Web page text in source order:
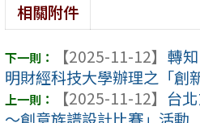
相關附件
【2025-11-12】 轉
明財經科技大學辦理之「創
【2025-11-12】 台